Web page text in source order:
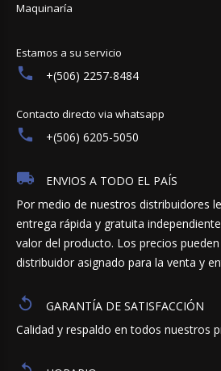
Maquinaría
Estamos a su servicio
+(506) 2257-8484
Contacto directo via whatsapp
+(506) 6205-5050
ENVIOS A TODO EL PAÍS
Por medio de nuestros distribuidores
entrega rápida y gratuita
valor del producto. Los precios
distribuidor asignado para la venta y
GARANTÍA DE SATISFACCIÓN
Calidad y respaldo en todos nuestros